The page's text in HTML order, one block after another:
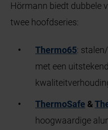
Hörmann biedt dubbele
twee hoofdseries:
Thermo65:
met een
ThermoSafe &
hoogwaardige